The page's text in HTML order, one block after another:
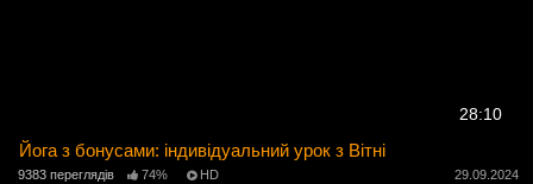
28:10
Йога з бонусами: індивідуальний урок з Вітні
9383 переглядів 74% HD 29.09.2024